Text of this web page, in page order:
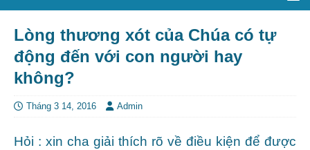
Lòng thương xót của Chúa có tự
động đến với con người hay
không?
Tháng 3 14, 2016 Admin
Hỏi : xin cha giải thích rõ về điều kiện để được